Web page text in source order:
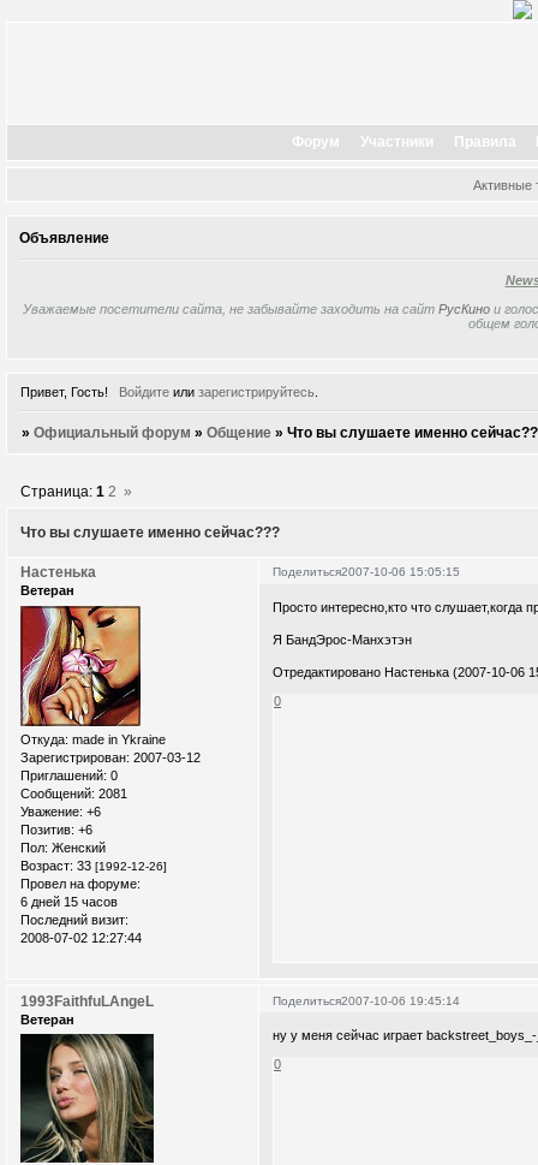
Форум Участники Правила
Активные
Объявление
Уважаемые посетители сайта, не забывайте заходить на сайт РусКино и
общем
Привет, Гость! Войдитеили зарегистрируйтесь.
»Официальный форум »Общение »Что вы слушаете именно
Что вы слушаете именно сейчас???
Страница:1 2 »
Поделиться2007-10-06 15:05:15
Настенька
Ветеран
Откуда: made in Ykraine
Зарегистрирован: 2007-03-12
Приглашений: 0
Сообщений: 2081
Уважение: +6
Позитив: +6
Пол: Женский
Возраст: 33 [1992-12-26]
Провел на форуме:
6 дней 15 часов
Последний визит:
2008-07-02 12:27:44
Просто интересно,кто что слушает,когда
Я БандЭрос-Манхэтэн
Отредактировано Настенька (2007-10-06
0
Поделиться2007-10-06 19:45:14
1993FaithfuLAngeL
Ветеран
ну у меня сейчас играет
0